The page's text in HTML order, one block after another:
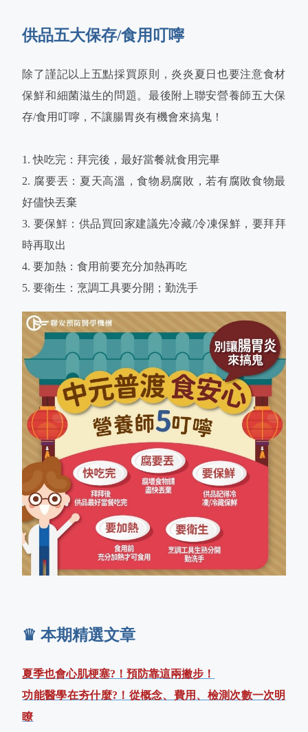
供品五大保存/食用叮嚀
除了謹記以上五點採買原則，炎炎夏日也要注意食材
保鮮和細菌滋生的問題。最後附上聯安營養師五大保
存/食用叮嚀，不讓腸胃炎有機會來搞鬼！
1. 快吃完：拜完後，最好當餐就食用完畢
2. 腐要丟：夏天高溫，食物易腐敗，若有腐敗食物最
好儘快丟棄
3. 要保鮮：供品買回家建議先冷藏/冷凍保鮮，要拜拜
時再取出
4. 要加熱：食用前要充分加熱再吃
5. 要衛生：烹調工具要分開；勤洗手
♛ 本期精選文章
夏季也會心肌梗塞?！預防靠這兩撇步！
功能醫學在夯什麼?！從概念、費用、檢測次數一次明
瞭